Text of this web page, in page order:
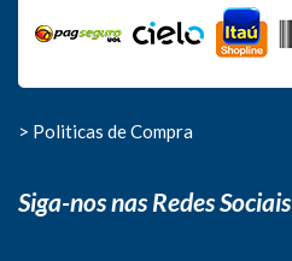
> Politicas de Compra
Siga-nos nas Redes Sociais